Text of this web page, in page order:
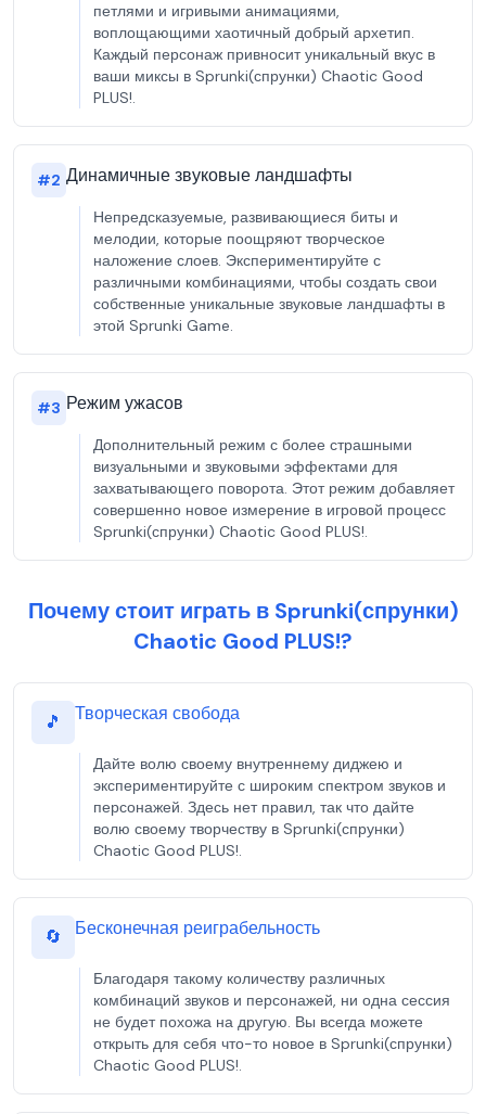
петлями и игривыми анимациями,
воплощающими хаотичный добрый архетип.
Каждый персонаж привносит уникальный вкус в
ваши миксы в Sprunki(спрунки) Chaotic Good
PLUS!.
#2 Динамичные звуковые ландшафты
Непредсказуемые, развивающиеся биты и
мелодии, которые поощряют творческое
наложение слоев. Экспериментируйте с
различными комбинациями, чтобы создать свои
собственные уникальные звуковые ландшафты в
этой Sprunki Game.
#3 Режим ужасов
Дополнительный режим с более страшными
визуальными и звуковыми эффектами для
захватывающего поворота. Этот режим добавляет
совершенно новое измерение в игровой процесс
Sprunki(спрунки) Chaotic Good PLUS!.
Почему стоит играть в Sprunki(спрунки)
Chaotic Good PLUS!?
🎵 Творческая свобода
Дайте волю своему внутреннему диджею и
экспериментируйте с широким спектром звуков и
персонажей. Здесь нет правил, так что дайте
волю своему творчеству в Sprunki(спрунки)
Chaotic Good PLUS!.
🔄 Бесконечная реиграбельность
Благодаря такому количеству различных
комбинаций звуков и персонажей, ни одна сессия
не будет похожа на другую. Вы всегда можете
открыть для себя что-то новое в Sprunki(спрунки)
Chaotic Good PLUS!.